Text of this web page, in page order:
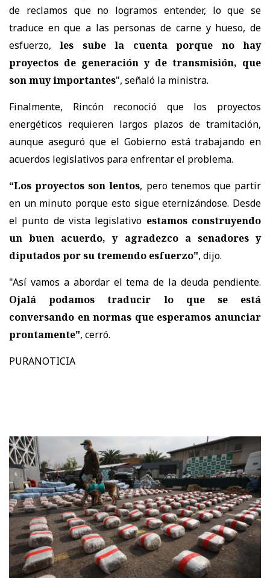
de reclamos que no logramos entender, lo que se
traduce en que a las personas de carne y hueso, de
esfuerzo,les sube la cuenta porque no hay
proyectos de generación y de transmisión, que
son muy importantes", señaló la ministra.
Finalmente, Rincón reconoció que los proyectos
energéticos requieren largos plazos de tramitación,
aunque aseguró que el Gobierno está trabajando en
acuerdos legislativos para enfrentar el problema.
“Los proyectos son lentos, pero tenemos que partir
en un minuto porque esto sigue eternizándose. Desde
el punto de vista legislativo estamos construyendo
un buen acuerdo, y agradezco a senadores y
diputados por su tremendo esfuerzo", dijo.
"Así vamos a abordar el tema de la deuda pendiente.
Ojalá podamos traducir lo que se está
conversando en normas que esperamos anunciar
prontamente", cerró.
PURANOTICIA